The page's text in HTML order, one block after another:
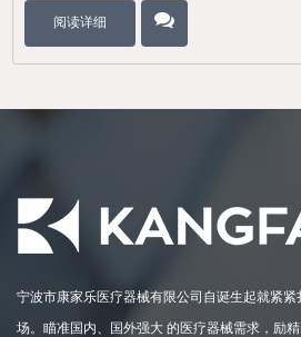
阅读详细
宁波市康家乐医疗器械有限公司自诞生起就紧
场。瞄准国内、国外强大 的医疗器械需求，励